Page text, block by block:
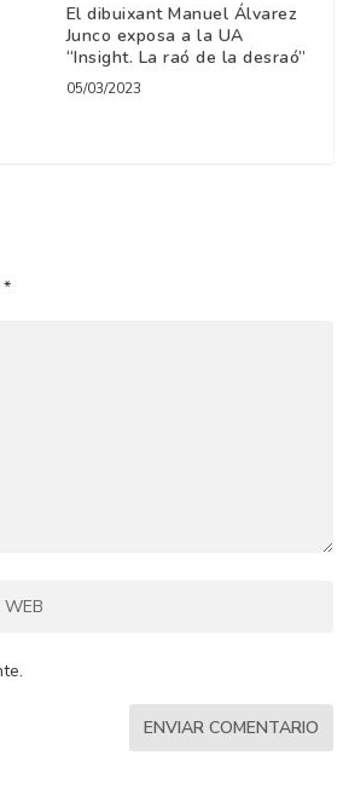
El dibuixant Manuel Álvarez
Junco exposa a la UA
“Insight. La raó de la desraó”
05/03/2023
*